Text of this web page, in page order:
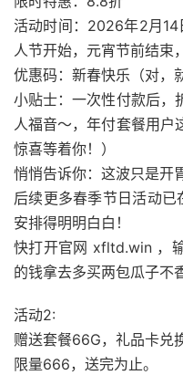
活动时间：2026年2月
人节开始，元宵节前结束
优惠码：新春快乐（对，
小贴士：一次性付款后，
人福音～，年付套餐用户
惊喜等着你！）
悄悄告诉你：这波只是开
后续更多春季节日活动
安排得明明白白！
快打开官网 xfltd.win ，
的钱拿去多买两包瓜子不
活动2:
赠送套餐66G，礼品卡兑
限量666，送完为止。